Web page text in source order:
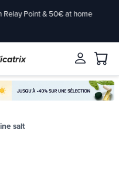
Point & 50€ at home
salt